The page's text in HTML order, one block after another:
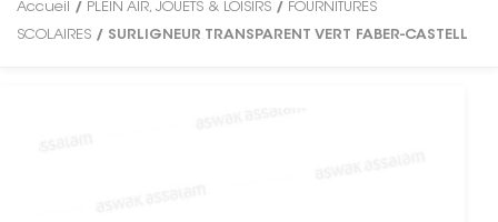
Accueil / PLEIN AIR, JOUETS & LOISIRS / FOURNITURES
SCOLAIRES / SURLIGNEUR TRANSPARENT VERT FABER-CASTELL